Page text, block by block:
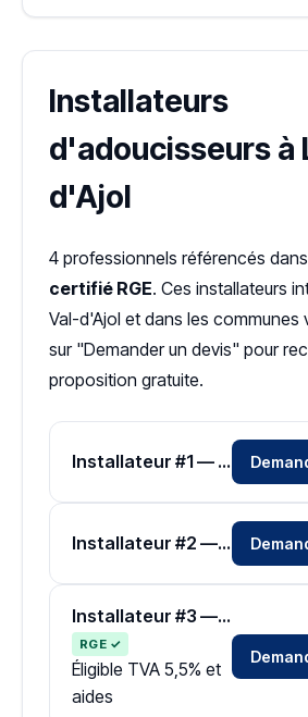
Installateurs
d'adoucisseurs à
d'Ajol
4 professionnels référencés
certifié RGE. Ces installateurs
Val-d'Ajol et dans les communes
sur "Demander un devis" pour
proposition gratuite.
Installateur #1 — Zone Vosges
Installateur #2 — Zone Vosges
Installateur #3 — Zone Vosges
RGE ✓
Éligible TVA 5,5% et
aides